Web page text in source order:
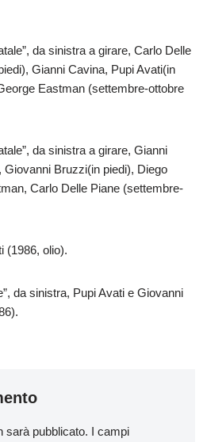
da sinistra a girare, Carlo Delle
Gianni Cavina, Pupi Avati(in
Eastman (settembre-ottobre
da sinistra a girare, Gianni
Bruzzi(in piedi), Diego
Carlo Delle Piane (settembre-
(1986, olio).
da sinistra, Pupi Avati e Giovanni
sarà pubblicato. I campi